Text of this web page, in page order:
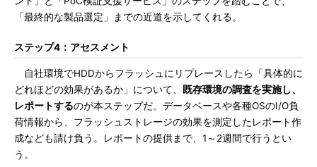
「最終的な製品選定」までの近道を示してくれる。
ステップ4： アセスメント
自社環境でHDDからフラッシュにリプレースしたら「具体的に
どれほどの効果があるか」について、
既存環境の調査を実施し、
レポートするのが本ステップだ。データベースや各種OSのI/O負
荷情報から、フラッシュストレージの効果を測定したレポート作
成なども請け負う。レポートの提供まで、1～2週間で行うとい
う。